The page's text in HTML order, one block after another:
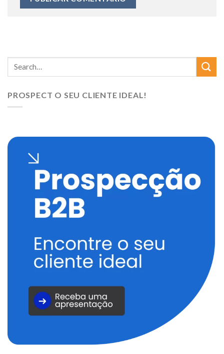
PROSPECT O SEU CLIENTE IDEAL!